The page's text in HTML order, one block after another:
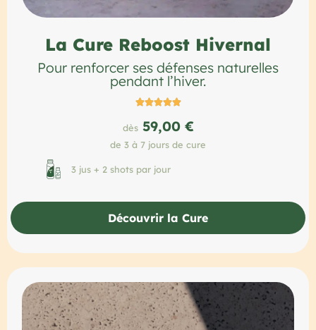
La Cure Reboost Hivernal
Pour renforcer ses défenses naturelles
pendant l’hiver.

dès59,00 €
de 3 à 7 jours de cure
3 jus + 2 shots par jour
Découvrir la Cure